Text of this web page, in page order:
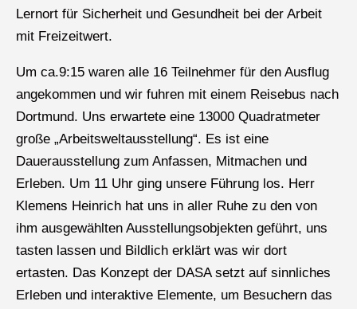
Lernort für Sicherheit und Gesundheit bei der Arbeit
mit Freizeitwert.
Um ca.9:15 waren alle 16 Teilnehmer für den Ausflug
angekommen und wir fuhren mit einem Reisebus nach
Dortmund. Uns erwartete eine 13000 Quadratmeter
große „Arbeitsweltausstellung“. Es ist eine
Dauerausstellung zum Anfassen, Mitmachen und
Erleben. Um 11 Uhr ging unsere Führung los. Herr
Klemens Heinrich hat uns in aller Ruhe zu den von
ihm ausgewählten Ausstellungsobjekten geführt, uns
tasten lassen und Bildlich erklärt was wir dort
ertasten. Das Konzept der DASA setzt auf sinnliches
Erleben und interaktive Elemente, um Besuchern das